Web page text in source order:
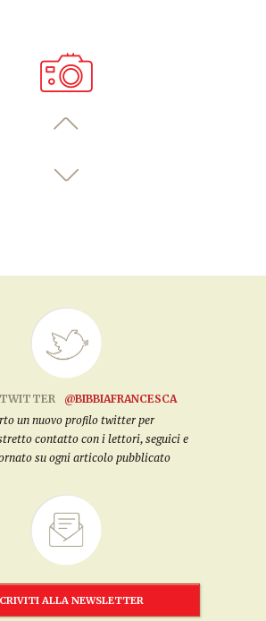
TWITTER
@BIBBIAFRANCESCA
un nuovo profilo twitter per
contatto con i lettori, seguici e
su ogni articolo pubblicato
ALLA NEWSLETTER